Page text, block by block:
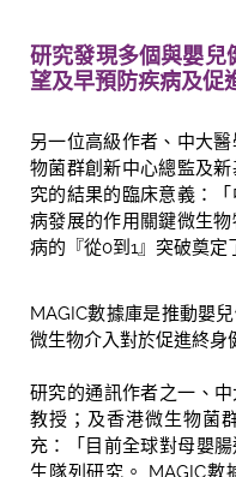
研究發現多個與嬰兒
望及早預防疾病及促
另一位高級作者、中大
物菌群創新中心總監及
究的結果的臨床意義：
病發展的作用關鍵微生
病的『從0到1』突破奠定
MAGIC數據庫是推動嬰
微生物介入對於促進終
研究的通訊作者之一、
教授；及香港微生物菌
充：「目前全球對母嬰
生隊列研究。 MAGIC